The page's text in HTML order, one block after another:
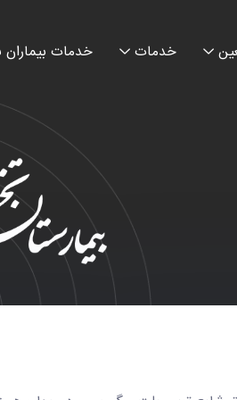
خدمات خدمات بیماران